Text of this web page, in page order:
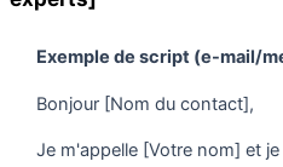
Exemple de script (e-mail/
Bonjour [Nom du contact],
Je m'appelle [Votre nom] et